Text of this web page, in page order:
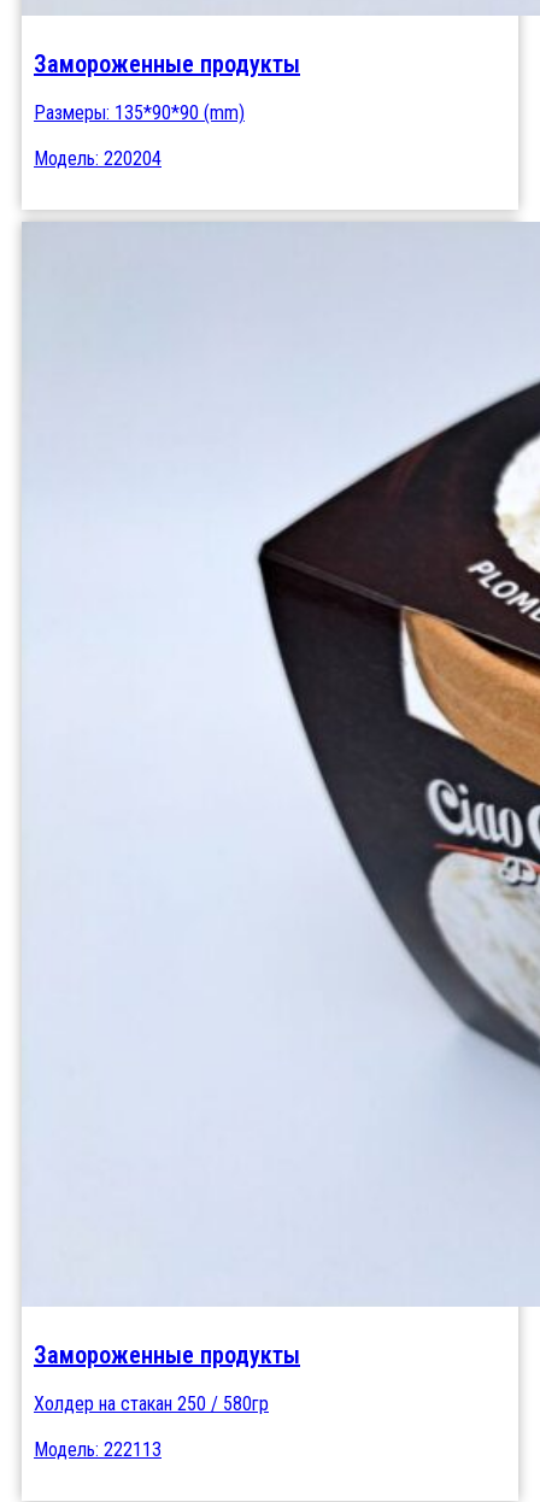
Замороженные продукты
Размеры: 135*90*90 (mm)
Модель: 220204
Замороженные продукты
Холдер на стакан 250 / 580гр
Модель: 222113